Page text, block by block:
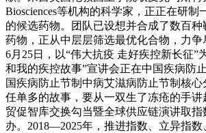
Biosciences等机构的科学家，正正在研制
的候选药物。团队已设想并合成了数百
药物，正从中层层筛选最优化合物，力争
6月25日，以“伟大抗疫 走好疾控新长征”
和我的疾控故事”宣讲会正在中国疾病防
国疾病防止节制中病艾滋病防止节制核
任单多的故事，要从一双生了冻疮的手讲
贸促智库交换勾当暨全球供应链演讲取
办。2018—2025年，推进指数、立异指